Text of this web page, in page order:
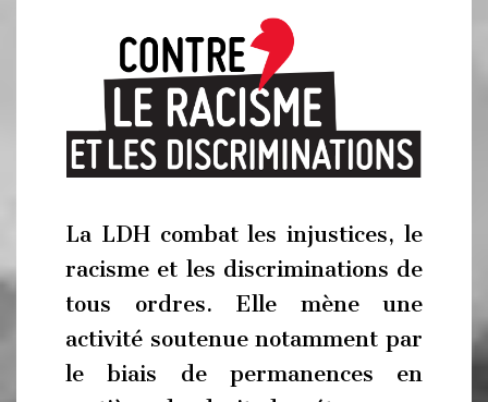
La LDH combat les injustices, le
racisme et les discriminations de
tous ordres. Elle mène une
activité soutenue notamment par
le biais de permanences en